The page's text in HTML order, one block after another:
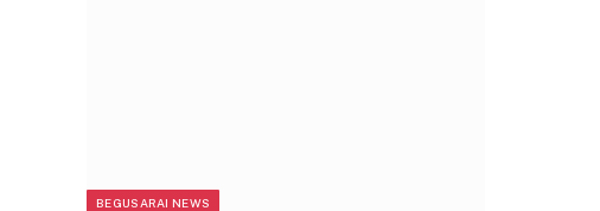
BEGUSARAI NEWS